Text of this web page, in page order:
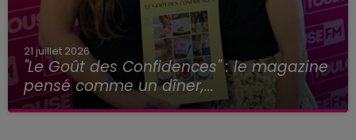
21 juillet 2026
"Le Goût des Confidences" : le magazine
pensé comme un dîner,...